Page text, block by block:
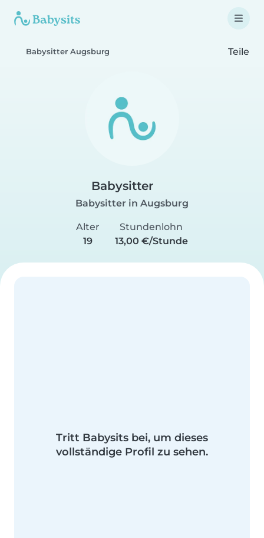
Babysitter Augsburg Teile
Babysitter
Babysitter in Augsburg
Alter
19
Stundenlohn
13,00 €/Stunde
Tritt Babysits bei, um dieses
vollständige Profil zu sehen.